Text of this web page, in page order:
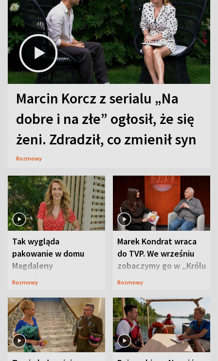
Marcin Korcz z serialu „Na
dobre i na złe” ogłosił, że się
żeni. Zdradził, co zmienił syn
Rozmowy
Tak wygląda
pakowanie w domu
Magdaleny
Waligórskiej-Lisieckiej.
Rozmowy
Marek Kondrat wraca
do TVP. We wrześniu
zobaczymy go w „Królu
Maciusiu I”
Rozmowy